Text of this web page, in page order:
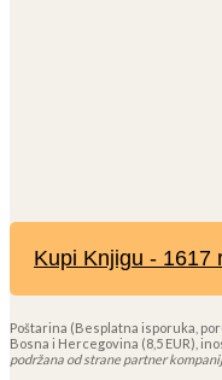
Kupi Knjigu - 1617
Poštarina (Besplatna isporuka,
Bosna i Hercegovina (8,5 EUR),
podržana od strane partner